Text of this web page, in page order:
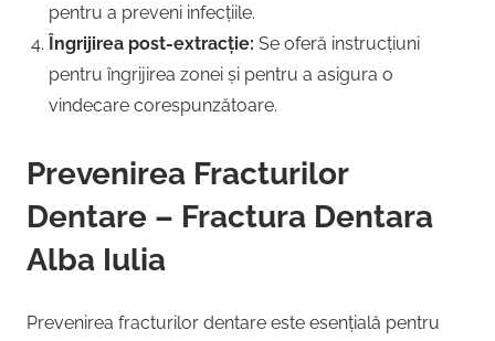
pentru a preveni infecțiile.
Îngrijirea post-extracție: Se oferă instrucțiuni
pentru îngrijirea zonei și pentru a asigura o
vindecare corespunzătoare.
Prevenirea Fracturilor
Dentare – Fractura Dentara
Alba Iulia
Prevenirea fracturilor dentare este esențială pentru